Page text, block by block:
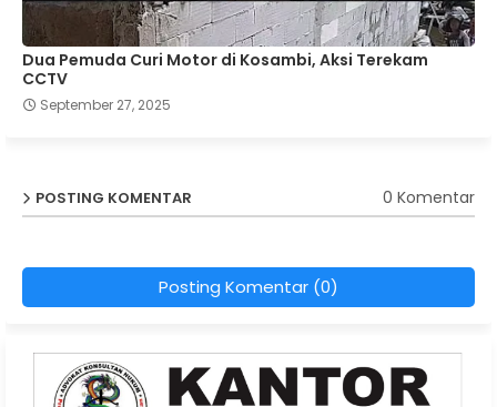
Dua Pemuda Curi Motor di Kosambi, Aksi Terekam
CCTV
September 27, 2025
POSTING KOMENTAR 0 Komentar
Posting Komentar (0)